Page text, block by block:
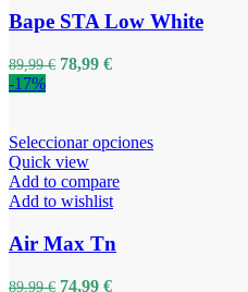
Bape STA Low White
89,99€ 78,99 €
-17%
Seleccionar opciones
Quick view
Add to compare
Add to wishlist
Air Max Tn
89,99€ 74,99 €